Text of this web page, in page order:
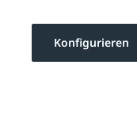
Konfigurieren